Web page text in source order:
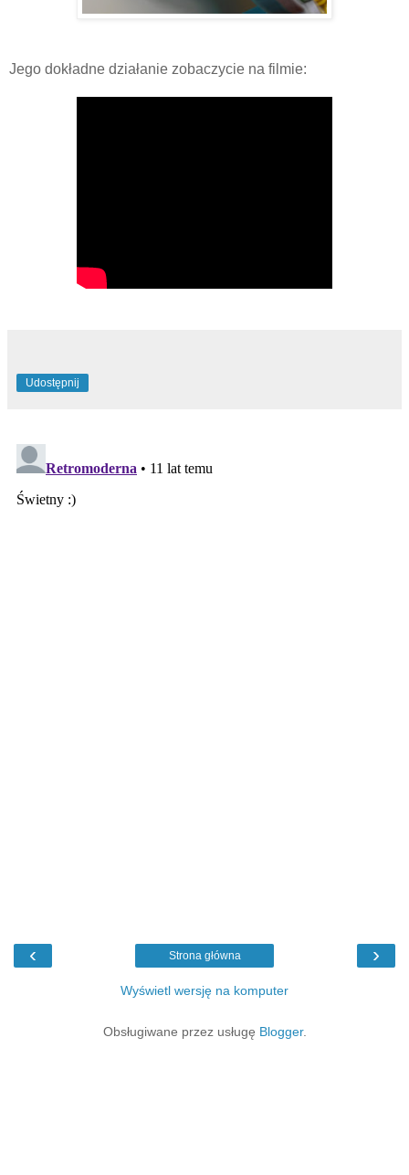
Jego dokładne działanie zobaczycie na filmie:
Udostępnij
‹ ›
Strona główna
Wyświetl wersję na komputer
Obsługiwane przez usługę Blogger.